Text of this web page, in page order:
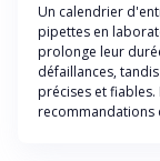
Un calendrier
pipettes en
prolonge leur
défaillances,
précises et
recommandations